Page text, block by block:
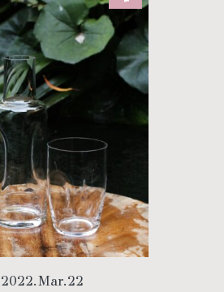
に感謝をすること
効率が上がる理由
とは。
2022.Mar.22